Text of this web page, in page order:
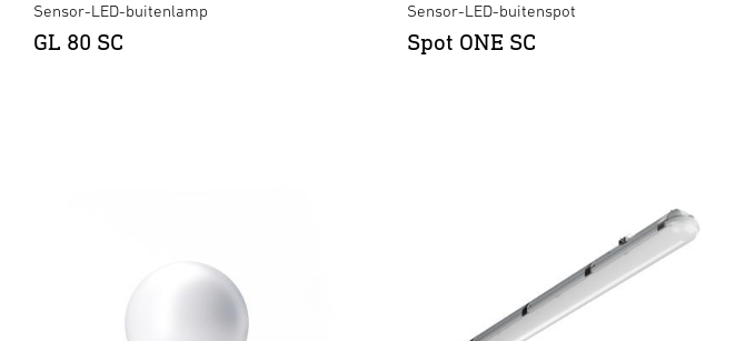
Sensor-LED-buitenlamp
GL 80 SC
Sensor-LED-buitenspot
Spot ONE SC